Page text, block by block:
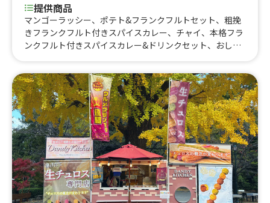
提供商品
マンゴーラッシー、ポテト&フランクフルトセット、粗挽
きフランクフルト付きスパイスカレー、チャイ、本格フラ
ンクフルト付きスパイスカレー&ドリンクセット、おしる
ト、かき氷（シロップかけ放題）、焼き芋、角ハイボー
ル、皮付きポテトフライ、りんご飴（国産）カット、外国
瓶ビール、ヴァンショー（ホットワイン）、タンドリーチ
キン、ロコモコ丼、ホットドッグ（粗挽きフランク）、粗
挽きフランクフルト、絶品タコス、ホットチョコレート、
レモネード（ホットorアイス）、甘熟イチゴ削りかき氷、
挽きたてコーヒー、生グレープジュース🍊、石焼き芋、季
節のスパイスカレー